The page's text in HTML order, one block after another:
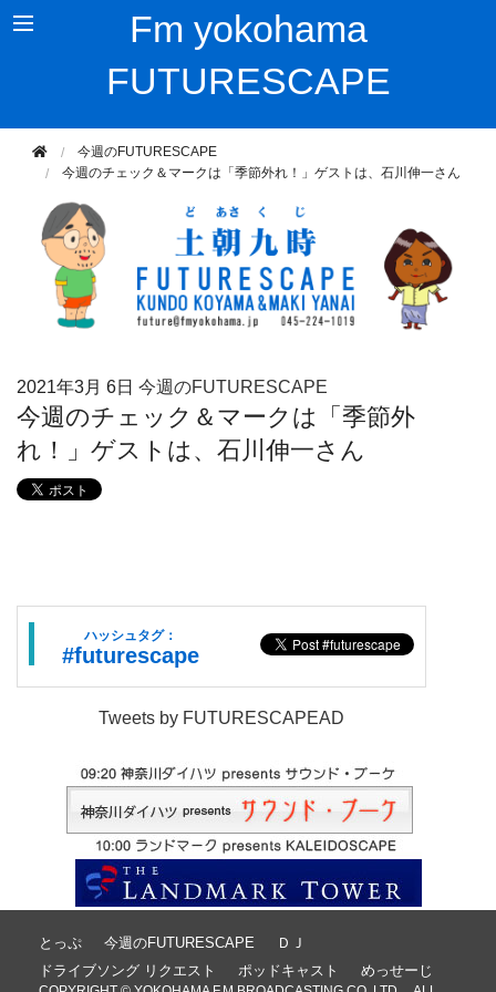
Fm yokohama
FUTURESCAPE
今週のFUTURESCAPE
今週のチェック＆マークは「季節外れ！」ゲストは、石川伸一さん
2021年3月 6日 今週のFUTURESCAPE
今週のチェック＆マークは「季節外
れ！」ゲストは、石川伸一さん
ハッシュタグ：
#futurescape
Tweets by FUTURESCAPEAD
とっぷ 今週のFUTURESCAPE
ＤＪ
ドライブソング リクエスト
ポッドキャスト めっせーじ